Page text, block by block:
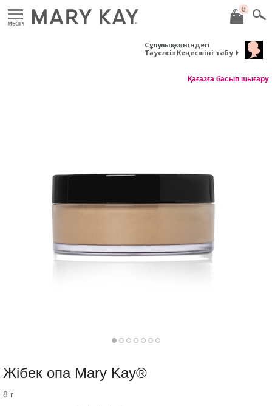
MӘЗІРІ
0
Сұлулық жөніндегі
Тәуелсіз Кеңесшіні табу
Қағазға басып шығару
Жібек опа Mary Kay®
8 г